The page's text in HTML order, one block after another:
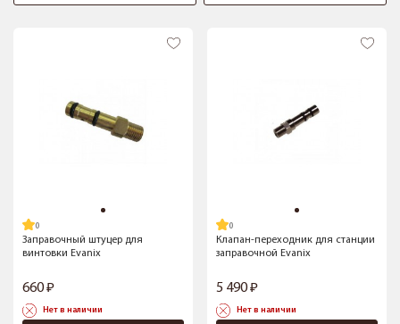
Заправочный штуцер для
винтовки Evanix
660
Нет в наличии
Клапан-переходник для станции
заправочной Evanix
5 490
Нет в наличии